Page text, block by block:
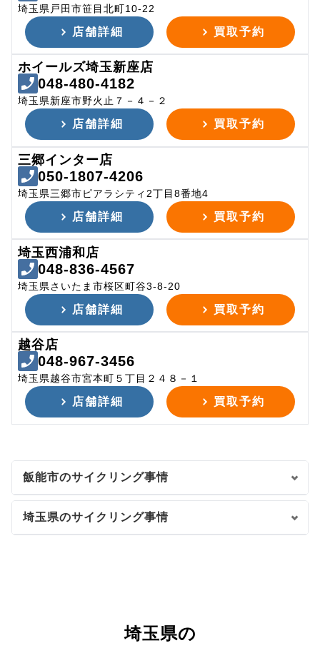
埼玉県戸田市笹目北町10-22
店舗詳細 買取予約
ホイールズ埼玉新座店
048-480-4182
埼玉県新座市野火止７－４－２
店舗詳細 買取予約
三郷インター店
050-1807-4206
埼玉県三郷市ピアラシティ2丁目8番地4
店舗詳細 買取予約
埼玉西浦和店
048-836-4567
埼玉県さいたま市桜区町谷3-8-20
店舗詳細 買取予約
越谷店
048-967-3456
埼玉県越谷市宮本町５丁目２４８－１
店舗詳細 買取予約
飯能市のサイクリング事情
埼玉県のサイクリング事情
埼玉県の